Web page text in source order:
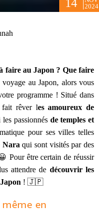
14
2024
faire au Japon ? Que faire
au Japon, alors vous
programme ! Situé dans
fait rêver les amoureux de
les passionnés de temples et
pour ses villes telles
Nara qui sont visités par des
Pour être certain de réussir
attendre de découvrir les
! 🇯🇵
même en